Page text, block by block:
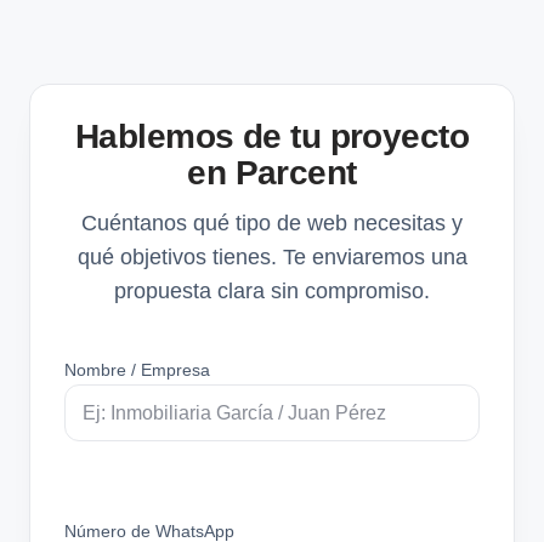
Hablemos de tu proyecto
en Parcent
Cuéntanos qué tipo de web necesitas y
qué objetivos tienes. Te enviaremos una
propuesta clara sin compromiso.
Nombre / Empresa
Número de WhatsApp